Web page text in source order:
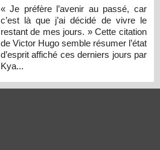
« Je préfère l’avenir au passé, car
c’est là que j’ai décidé de vivre le
restant de mes jours. » Cette citation
de Victor Hugo semble résumer l’état
d’esprit affiché ces derniers jours par
Kya...